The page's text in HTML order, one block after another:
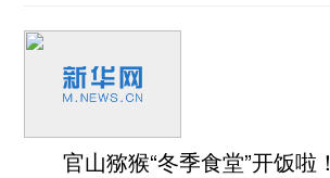
官山猕猴“冬季食堂”开饭啦！